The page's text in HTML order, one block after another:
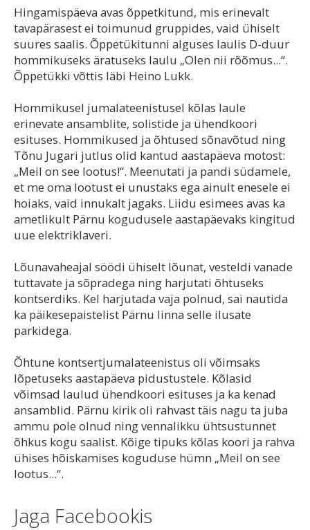
Hingamispäeva avas õppetkitund, mis erinevalt
tavapärasest ei toimunud gruppides, vaid ühiselt
suures saalis. Õppetükitunni alguses laulis D-duur
hommikuseks äratuseks laulu „Olen nii rõõmus...“.
Õppetükki võttis läbi Heino Lukk.
Hommikusel jumalateenistusel kõlas laule
erinevate ansamblite, solistide ja ühendkoori
esituses. Hommikused ja õhtused sõnavõtud ning
Tõnu Jugari jutlus olid kantud aastapäeva motost:
„Meil on see lootus!“. Meenutati ja pandi südamele,
et me oma lootust ei unustaks ega ainult enesele ei
hoiaks, vaid innukalt jagaks. Liidu esimees avas ka
ametlikult Pärnu kogudusele aastapäevaks kingitud
uue elektriklaveri.
Lõunavaheajal söödi ühiselt lõunat, vesteldi vanade
tuttavate ja sõpradega ning harjutati õhtuseks
kontserdiks. Kel harjutada vaja polnud, sai nautida
ka päikesepaistelist Pärnu linna selle ilusate
parkidega.
Õhtune kontsertjumalateenistus oli võimsaks
lõpetuseks aastapäeva pidustustele. Kõlasid
võimsad laulud ühendkoori esituses ja ka kenad
ansamblid. Pärnu kirik oli rahvast täis nagu ta juba
ammu pole olnud ning vennalikku ühtsustunnet
õhkus kogu saalist. Kõige tipuks kõlas koori ja rahva
ühises hõiskamises koguduse hümn „Meil on see
lootus...“.
Jaga Facebookis